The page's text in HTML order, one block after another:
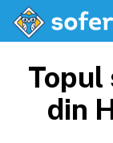
Topul
din